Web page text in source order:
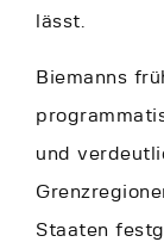
lässt.
Biemanns
und
Staaten